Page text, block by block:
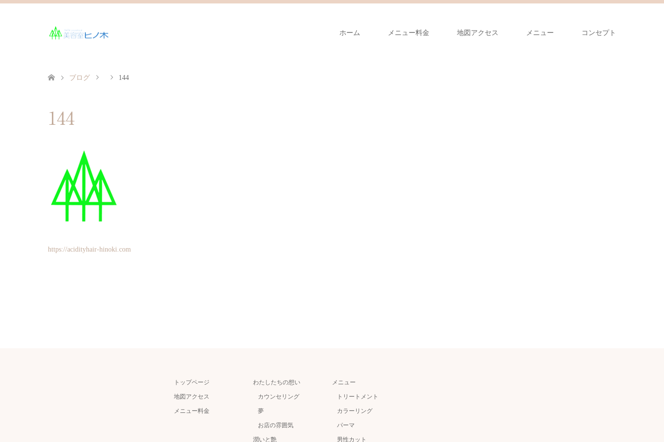
ホーム メニュー料金 地図アクセス メニュー コンセプト
ブログ 144
144
https://acidityhair-hinoki.com
トップページ
地図アクセス
メニュー料金
わたしたちの想い
カウンセリング
夢
お店の雰囲気
潤いと艶
メニュー
トリートメント
カラーリング
パーマ
男性カット